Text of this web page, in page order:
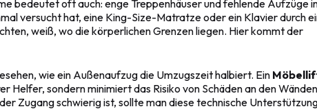
bedeutet oft auch: enge Treppenhäuser und fehlende Aufzüge
versucht hat, eine King-Size-Matratze oder ein Klavier durch
weiß, wo die körperlichen Grenzen liegen. Hier kommt der
wie ein Außenaufzug die Umzugszeit halbiert. Ein
Helfer, sondern minimiert das Risiko von Schäden an den Wänden
Zugang schwierig ist, sollte man diese technische